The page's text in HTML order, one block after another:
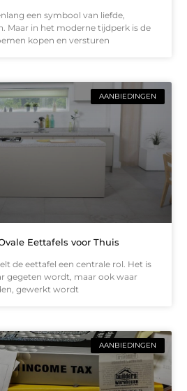
een symbool van liefde,
Maar in het moderne tijdperk is de
kopen en versturen
AANBIEDINGEN
Eettafels voor Thuis
de eettafel een centrale rol. Het is
gegeten wordt, maar ook waar
gewerkt wordt
AANBIEDINGEN